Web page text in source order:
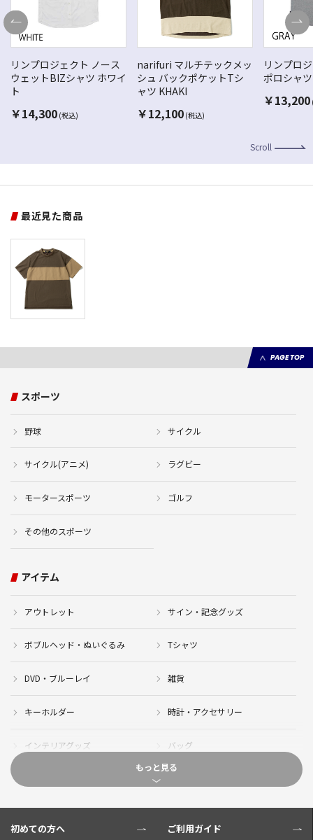
リンプロジェクト ノース
ウェットBIZシャツ ホワイ
ト
￥14,300 (税込)
narifuri マルチテックメッ
シュ バックポケットTシ
ャツ KHAKI
￥12,100 (税込)
リンプロ
ポロシャ
￥13,200
Scroll
最近見た商品
PAGE TOP
スポーツ
野球 サイクル
サイクル(アニメ) ラグビー
モータースポーツ ゴルフ
その他のスポーツ
アイテム
アウトレット サイン・記念グッズ
ボブルヘッド・ぬいぐるみ Tシャツ
DVD・ブルーレイ 雑貨
キーホルダー 時計・アクセサリー
インテリアグッズ バッグ
もっと見る
初めての方へ ご利用ガイド